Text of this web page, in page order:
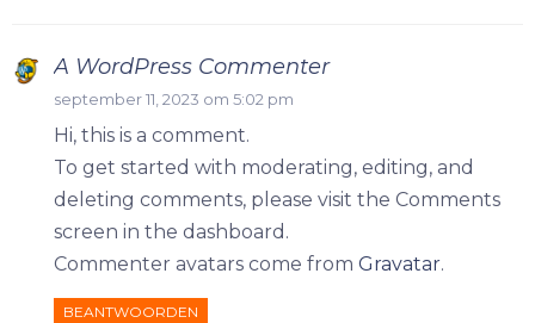
A WordPress Commenter
september 11, 2023 om 5:02 pm
Hi, this is a comment.
To get started with moderating, editing, and
deleting comments, please visit the Comments
screen in the dashboard.
Commenter avatars come from Gravatar.
BEANTWOORDEN